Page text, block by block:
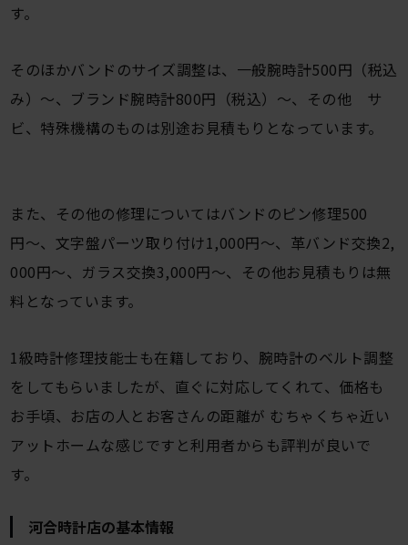
す。
そのほかバンドのサイズ調整は、一般腕時計500円（税込
み）〜、ブランド腕時計800円（税込）〜、その他 サ
ビ、特殊機構のものは別途お見積もりとなっています。
また、その他の修理についてはバンドのピン修理500
円〜、文字盤パーツ取り付け1,000円〜、革バンド交換2,
000円〜、ガラス交換3,000円〜、その他お見積もりは無
料となっています。
1級時計修理技能士も在籍しており、腕時計のベルト調整
をしてもらいましたが、直ぐに対応してくれて、価格も
お手頃、お店の人とお客さんの距離が むちゃくちゃ近い
アットホームな感じですと利用者からも評判が良いで
す。
河合時計店の基本情報